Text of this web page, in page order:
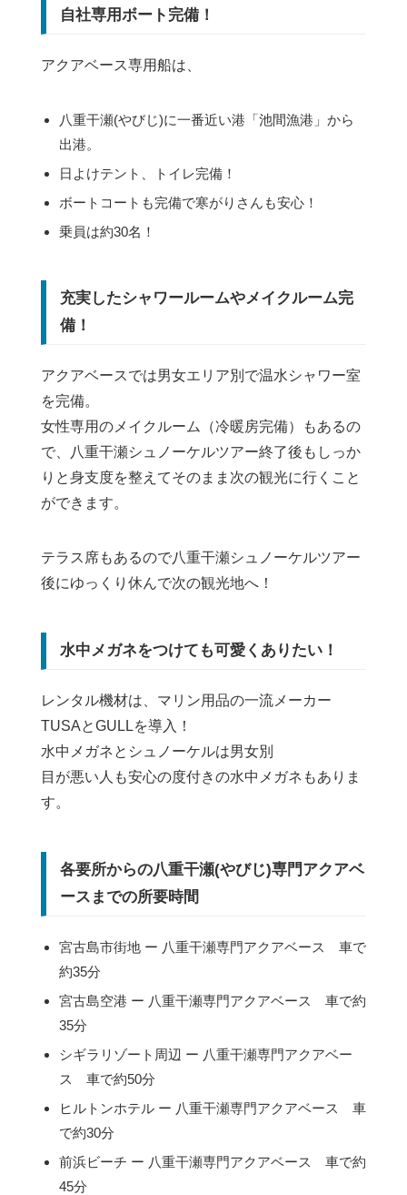
自社専用ボート完備！
アクアベース専用船は、
八重干瀬(やびじ)に一番近い港「池間漁港」から
出港。
日よけテント、トイレ完備！
ボートコートも完備で寒がりさんも安心！
乗員は約30名！
充実したシャワールームやメイクルーム完
備！
アクアベースでは男女エリア別で温水シャワー室
を完備。
女性専用のメイクルーム（冷暖房完備）もあるの
で、八重干瀬シュノーケルツアー終了後もしっか
りと身支度を整えてそのまま次の観光に行くこと
ができます。
テラス席もあるので八重干瀬シュノーケルツアー
後にゆっくり休んで次の観光地へ！
水中メガネをつけても可愛くありたい！
レンタル機材は、マリン用品の一流メーカー
TUSAとGULLを導入！
水中メガネとシュノーケルは男女別
目が悪い人も安心の度付きの水中メガネもありま
す。
各要所からの八重干瀬(やびじ)専門アクアベ
ースまでの所要時間
宮古島市街地 ー 八重干瀬専門アクアベース 車で
約35分
宮古島空港 ー 八重干瀬専門アクアベース 車で約
35分
シギラリゾート周辺 ー 八重干瀬専門アクアベー
ス 車で約50分
ヒルトンホテル ー 八重干瀬専門アクアベース 車
で約30分
前浜ビーチ ー 八重干瀬専門アクアベース 車で約
45分